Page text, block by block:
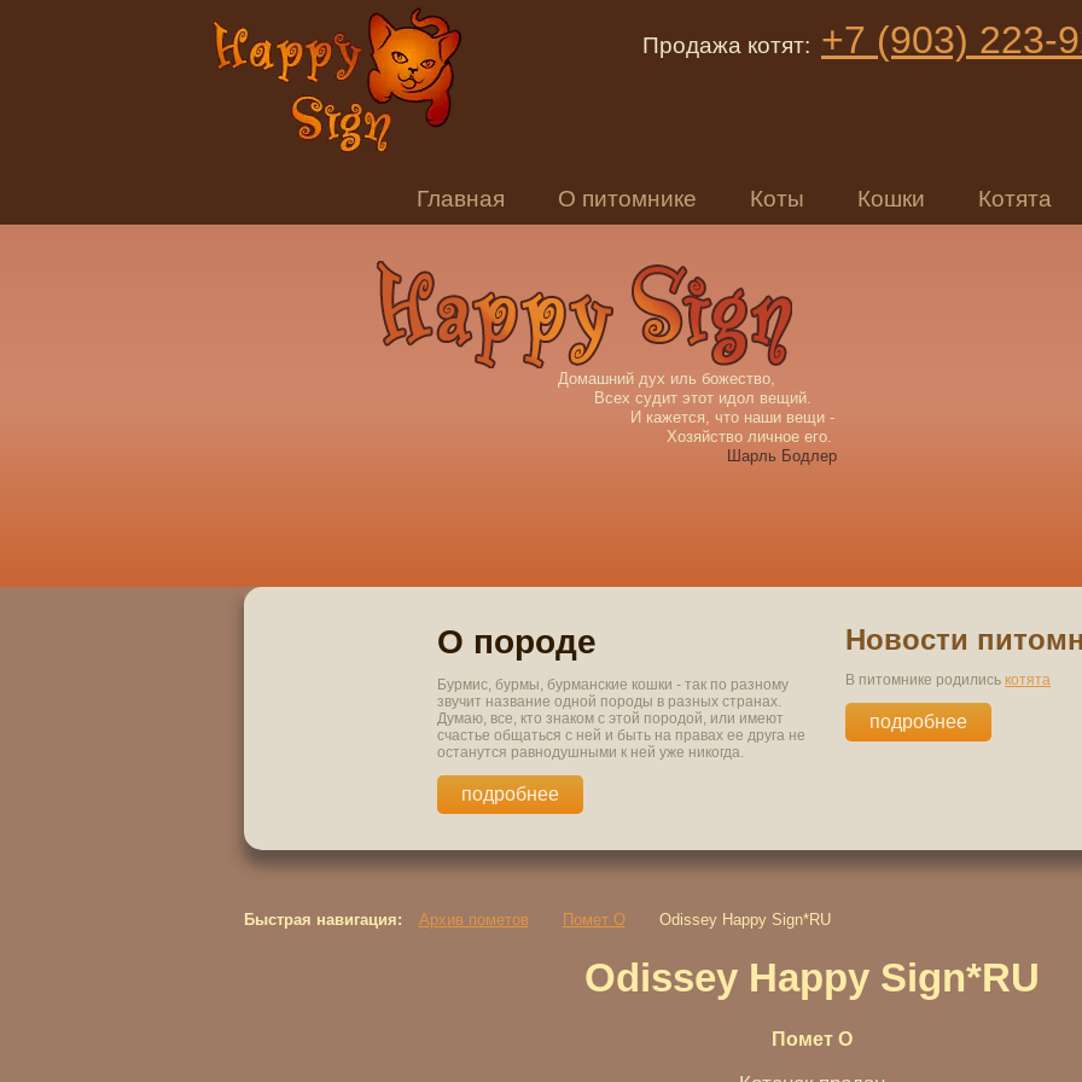
Продажа котят: +7 (903) 223-
Главная О питомнике Коты Кошки Котята
Домашний дух иль божество,
Всех судит этот идол вещий.
И кажется, что наши вещи -
Хозяйство личное его.
Шарль Бодлер
О породе
Бурмис, бурмы, бурманские кошки - так по разному
звучит название одной породы в разных странах.
Думаю, все, кто знаком с этой породой, или имеют
счастье общаться с ней и быть на правах ее друга не
останутся равнодушными к ней уже никогда.
подробнее
Новости
В питомнике родилиськотята
подробнее
Быстрая навигация: Архив пометов Помет O Odissey Happy Sign*RU
Odissey Happy Sign*RU
Помет O